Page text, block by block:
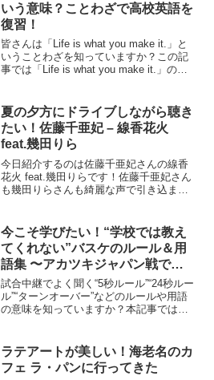
いう意味？ことわざで高校英語を
復習！
皆さんは「Life is what you make it.」と
いうことわざを知っていますか？この記
事では「Life is what you make it.」の意
夏の夕方にドライブしながら聴き
たい！佐藤千亜妃 – 線香花火
feat.幾田りら
今日紹介するのは佐藤千亜妃さんの線香
花火 feat.幾田りらです！佐藤千亜妃さん
も幾田りらさんも綺麗な声で引き込まれ
な時に聴きたいですか？コメント欄でぜ
ひ教えてください...
今こそ学びたい！“学校では教え
てくれない”バスケのルール＆用
語集 〜アカツキジャパン戦で生
きる知識〜
試合中継でよく聞く“5秒ルール”“24秒ルー
ル”“ターンオーバー”などのルールや用語
の意味を知っていますか？本記事では、
て日本代表を応援しましょう！
ラテアートが美しい！海老名のカ
フェ ラ・パンに行ってきた